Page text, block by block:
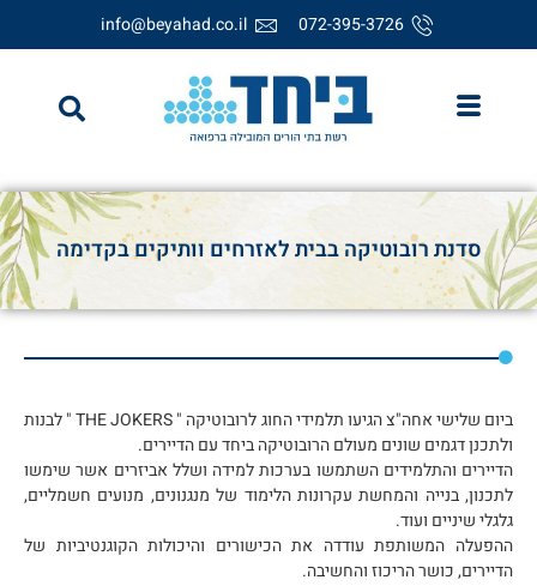
072-395-3726
info@beyahad.co.il
סדנת רובוטיקה בבית לאזרחים וותיקים בקדימה
ביום שלישי אחה"צ הגיעו תלמידי החוג לרובוטיקה " THE JOKERS " לבנות
ולתכנן דגמים שונים מעולם הרובוטיקה ביחד עם הדיירים.
הדיירים והתלמידים השתמשו בערכות למידה ושלל אביזרים אשר שימשו
לתכנון, בנייה והמחשת עקרונות הלימוד של מנגנונים, מנועים חשמליים,
גלגלי שיניים ועוד.
ההפעלה המשותפת עודדה את הכישורים והיכולות הקוגנטיביות של
הדיירים, כושר הריכוז והחשיבה.